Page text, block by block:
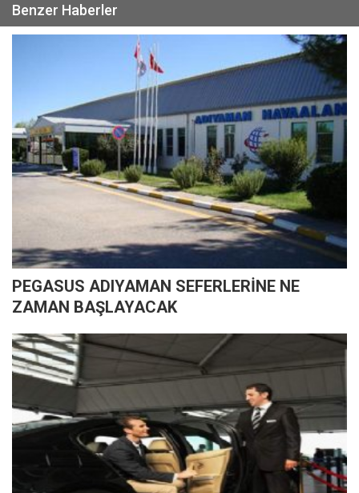
Benzer Haberler
PEGASUS ADIYAMAN SEFERLERİNE NE
ZAMAN BAŞLAYACAK